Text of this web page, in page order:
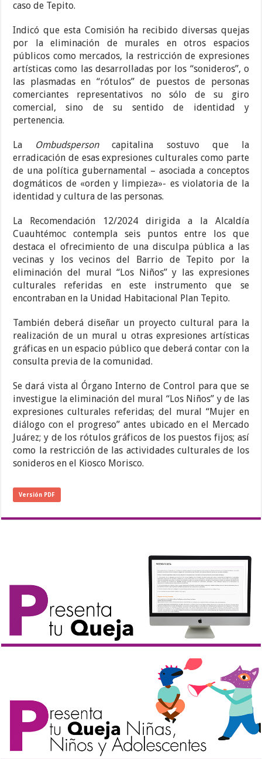
caso de Tepito.
Indicó que esta Comisión ha recibido diversas quejas
por la eliminación de murales en otros espacios
públicos como mercados, la restricción de expresiones
artísticas como las desarrolladas por los “sonideros”, o
las plasmadas en “rótulos” de puestos de personas
comerciantes representativos no sólo de su giro
comercial, sino de su sentido de identidad y
pertenencia.
La Ombudspersoncapitalina sostuvo que la
erradicación de esas expresiones culturales como parte
de una política gubernamental – asociada a conceptos
dogmáticos de «orden y limpieza»- es violatoria de la
identidad y cultura de las personas.
La Recomendación 12/2024 dirigida a la Alcaldía
Cuauhtémoc contempla seis puntos entre los que
destaca el ofrecimiento de una disculpa pública a las
vecinas y los vecinos del Barrio de Tepito por la
eliminación del mural “Los Niños” y las expresiones
culturales referidas en este instrumento que se
encontraban en la Unidad Habitacional Plan Tepito.
También deberá diseñar un proyecto cultural para la
realización de un mural u otras expresiones artísticas
gráficas en un espacio público que deberá contar con la
consulta previa de la comunidad.
Se dará vista al Órgano Interno de Control para que se
investigue la eliminación del mural “Los Niños” y de las
expresiones culturales referidas; del mural “Mujer en
diálogo con el progreso” antes ubicado en el Mercado
Juárez; y de los rótulos gráficos de los puestos fijos; así
como la restricción de las actividades culturales de los
sonideros en el Kiosco Morisco.
Versión PDF